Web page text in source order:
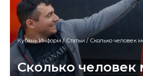
Кубань Информ/ Статьи / Сколько человек
Сколько человек